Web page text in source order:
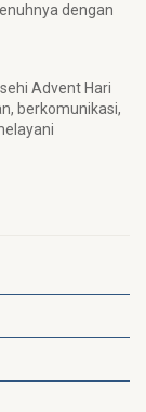
dengan
Advent Hari
berkomunikasi,